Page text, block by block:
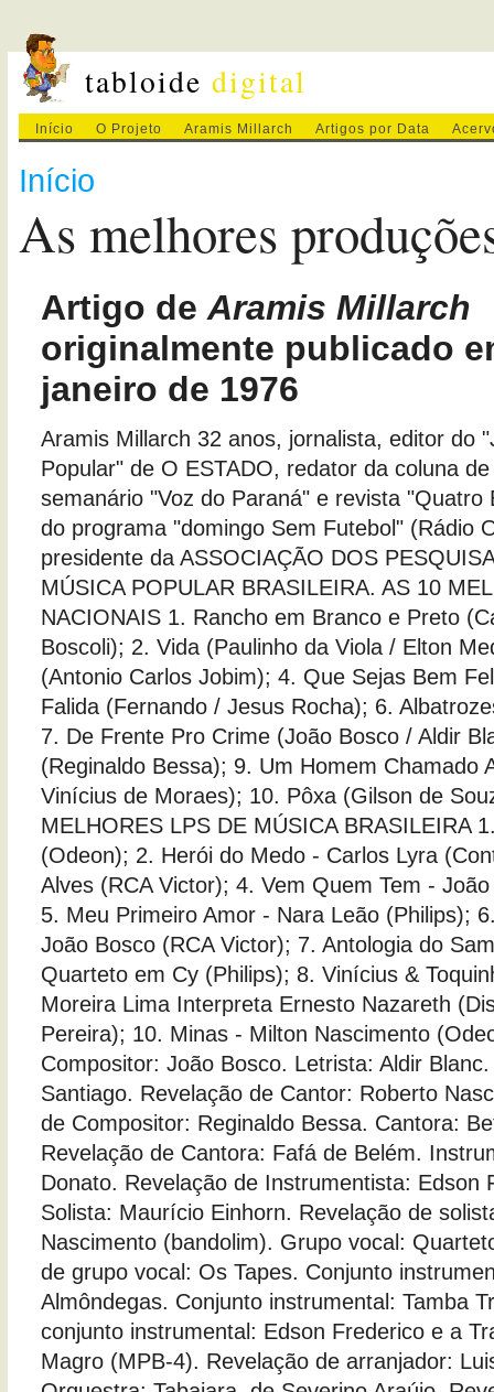
tabloidedigital
Início O Projeto Aramis Millarch Artigos por Data
Início
As melhores
Artigo deAramis Millarch
originalmente publicado
janeiro de 1976
Aramis Millarch 32 anos, jornalista, editor do
Popular" de O ESTADO, redator da coluna
semanário "Voz do Paraná" e revista "Quatro
do programa "domingo Sem Futebol" (Rádio
presidente da ASSOCIAÇÃO DOS
MÚSICA POPULAR BRASILEIRA. AS 10
NACIONAIS 1. Rancho em Branco e Preto
Boscoli); 2. Vida (Paulinho da Viola / Elton
(Antonio Carlos Jobim); 4. Que Sejas Bem
Falida (Fernando / Jesus Rocha); 6.
7. De Frente Pro Crime (João Bosco / Aldir
(Reginaldo Bessa); 9. Um Homem Chamado
Vinícius de Moraes); 10. Pôxa (Gilson de
MELHORES LPS DE MÚSICA BRASILEIRA
(Odeon); 2. Herói do Medo - Carlos Lyra
Alves (RCA Victor); 4. Vem Quem Tem -
5. Meu Primeiro Amor - Nara Leão (Philips);
João Bosco (RCA Victor); 7. Antologia do
Quarteto em Cy (Philips); 8. Vinícius &
Moreira Lima Interpreta Ernesto Nazareth
Pereira); 10. Minas - Milton Nascimento
Compositor: João Bosco. Letrista: Aldir
Santiago. Revelação de Cantor: Roberto
de Compositor: Reginaldo Bessa. Cantora:
Revelação de Cantora: Fafá de Belém.
Donato. Revelação de Instrumentista: Edson
Solista: Maurício Einhorn. Revelação de
Nascimento (bandolim). Grupo vocal:
de grupo vocal: Os Tapes. Conjunto
Almôndegas. Conjunto instrumental: Tamba
conjunto instrumental: Edson Frederico e a
Magro (MPB-4). Revelação de arranjador: